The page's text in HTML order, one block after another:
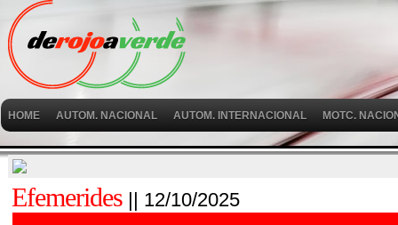
HOME AUTOM. NACIONAL AUTOM. INTERNACIONAL MOTC.
Efemerides || 12/10/2025